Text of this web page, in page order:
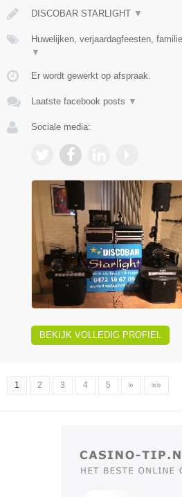
DISCOBAR STARLIGHT ▼
Huwelijken, verjaardagfeesten,
▼
Er wordt gewerkt op afspraak.
Laatste facebook posts ▼
Sociale media:
BEKIJK VOLLEDIG PROFIEL
1 2 3 4 5 » »»